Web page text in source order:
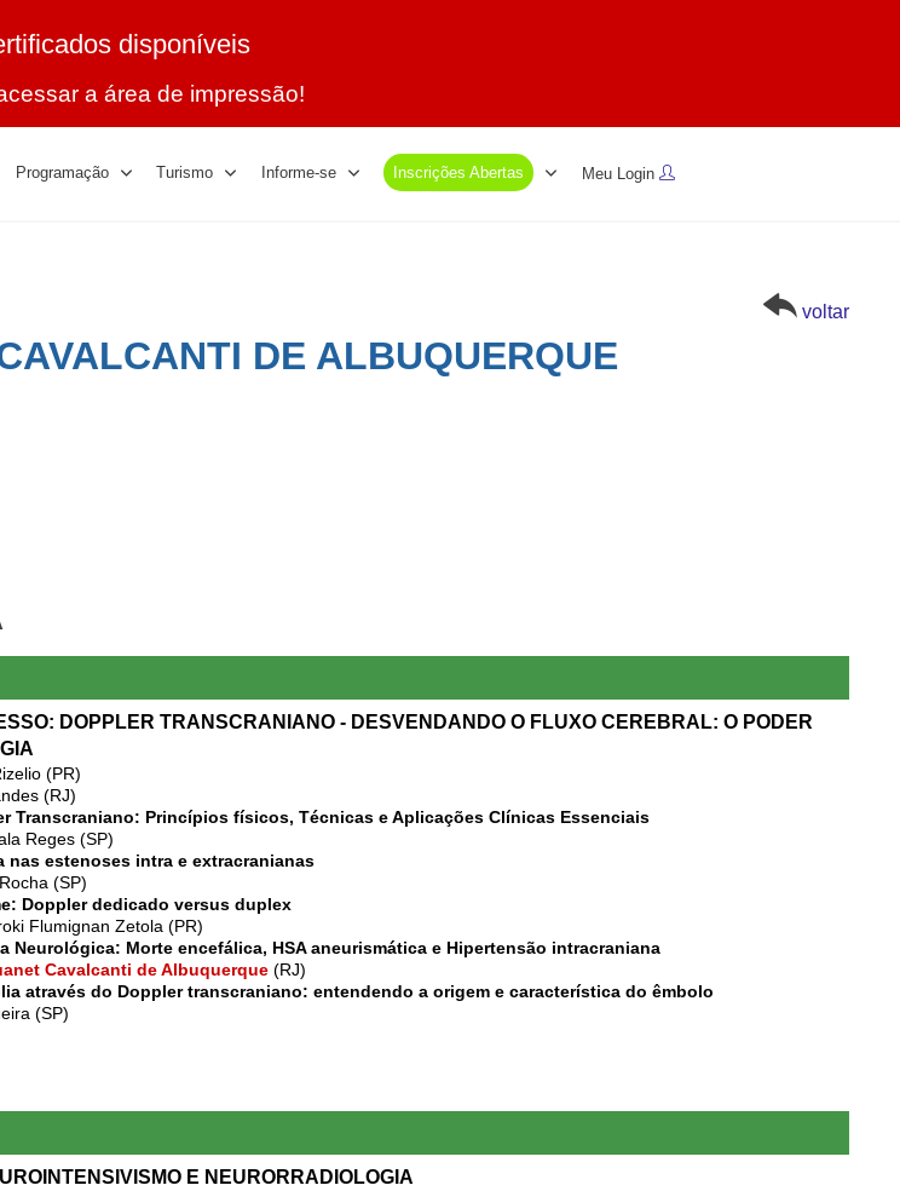
disponíveis
a área de impressão!
Programação Turismo Informe-se Inscrições Abertas Meu Login
voltar
DE ALBUQUERQUE
DOPPLER TRANSCRANIANO - DESVENDANDO O FLUXO CEREBRAL: O PODER
(PR)
(RJ)
Transcraniano: Princípios físicos, Técnicas e Aplicações Clínicas Essenciais
Reges (SP)
nas estenoses intra e extracranianas
(SP)
Doppler dedicado versus duplex
Flumignan Zetola (PR)
Neurológica: Morte encefálica, HSA aneurismática e Hipertensão intracraniana
Cavalcanti de Albuquerque(RJ)
através do Doppler transcraniano: entendendo a origem e característica do êmbolo
(SP)
E NEURORRADIOLOGIA